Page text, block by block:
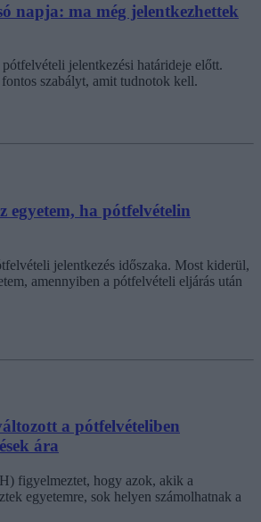
napja: ma még jelentkezhettek
jelentkezési határideje előtt.
szabályt, amit tudnotok kell.
ha pótfelvételin
jelentkezés időszaka. Most kiderül,
amennyiben a pótfelvételi eljárás után
a pótfelvételiben
ára
figyelmeztet, hogy azok, akik a
egyetemre, sok helyen számolhatnak a